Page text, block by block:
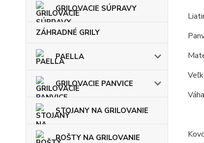
GRILOVACIE SÚPRAVY
ZÁHRADNÉ GRILY
PAELLA
GRILOVACIE PANVICE
STOJANY NA GRILOVANIE
ROŠTY NA GRILOVANIE